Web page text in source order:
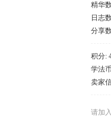
精华
日志
分享
积分:
学法
卖家
请加